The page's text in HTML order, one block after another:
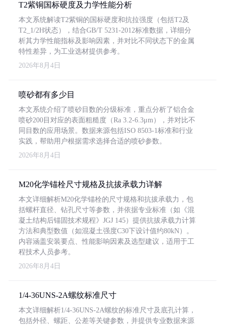
T2紫铜国标硬度及力学性能分析
本文系统解读T2紫铜的国标硬度和抗拉强度（包括T2及
T2_1/2H状态），结合GB/T 5231-2012标准数据，详细分
析其力学性能指标及影响因素，并对比不同状态下的金属
特性差异，为工业选材提供参考。
2026年8月4日
喷砂都有多少目
本文系统介绍了喷砂目数的分级标准，重点分析了铝合金
喷砂200目对应的表面粗糙度（Ra 3.2-6.3μm），并对比不
同目数的应用场景。数据来源包括ISO 8503-1标准和行业
实践，帮助用户根据需求选择合适的喷砂参数。
2026年8月4日
M20化学锚栓尺寸规格及抗拔承载力详解
本文详细解析M20化学锚栓的尺寸规格和抗拔承载力，包
括螺杆直径、钻孔尺寸等参数，并依据专业标准（如《混
凝土结构后锚固技术规程》JGJ 145）提供抗拔承载力计算
方法和典型数值（如混凝土强度C30下设计值约80kN）。
内容涵盖安装要点、性能影响因素及选型建议，适用于工
程技术人员参考。
2026年8月4日
1/4-36UNS-2A螺纹标准尺寸
本文详细解析1/4-36UNS-2A螺纹的标准尺寸及底孔计算，
包括外径、螺距、公差等关键参数，并提供专业数据来源